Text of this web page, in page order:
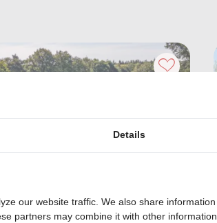
Details
our website traffic. We also share information
partners may combine it with other information